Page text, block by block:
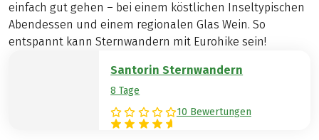
einfach gut gehen – bei einem köstlichen Inseltypischen
Abendessen und einem regionalen Glas Wein. So
entspannt kann Sternwandern mit Eurohike sein!
Santorin Sternwandern
8 Tage
10 Bewertungen